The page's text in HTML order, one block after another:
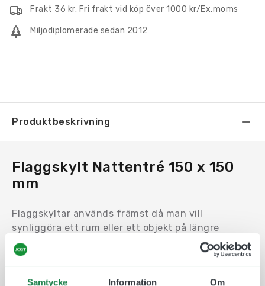
Samtycke Information Om
Frakt 36 kr. Fri frakt vid köp över 1000 kr/Ex.moms
Miljödiplomerade sedan 2012
Produktbeskrivning
Flaggskylt Nattentré 150 x 150
mm
Flaggskyltar används främst då man vill
synliggöra ett rum eller ett objekt på längre
avstånd. Exempelvis i en lång korridor eller vid ett
hörn.
Motivet trycks på en en Uv-beständig och icke